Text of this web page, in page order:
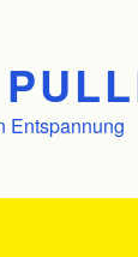
Entspannung